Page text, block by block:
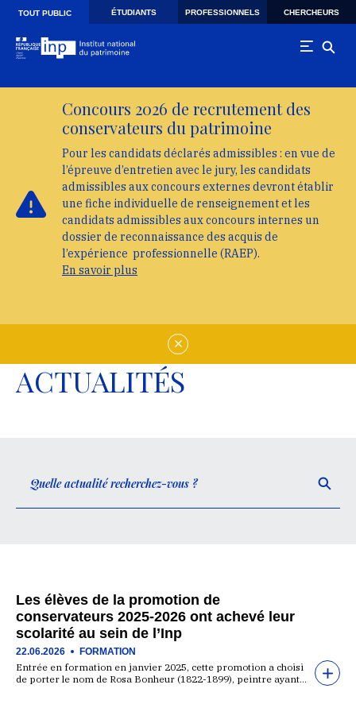
Skip to main navigation
Aller au contenu principal
TOUT PUBLIC ÉTUDIANTS PROFESSIONNELS CHERCHEURS
Concours 2026 de recrutement des
conservateurs du patrimoine
Pour les candidats déclarés admissibles : en vue de
l’épreuve d’entretien avec le jury, les candidats
admissibles aux concours externes devront établir
une fiche individuelle de renseignement et les
candidats admissibles aux concours internes un
dossier de reconnaissance des acquis de
l’expérience professionnelle (RAEP).
En savoir plus
ACTUALITÉS
Les élèves de la promotion de
conservateurs 2025-2026 ont achevé leur
scolarité au sein de l’Inp
22.06.2026 FORMATION
Entrée en formation en janvier 2025, cette promotion a choisi
de porter le nom de Rosa Bonheur (1822-1899), peintre ayant…